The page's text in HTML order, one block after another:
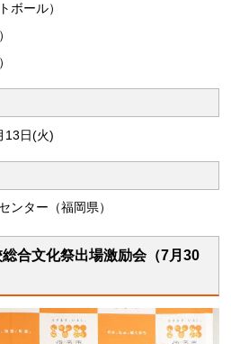
ール）
13日(火)
ンター（福岡県）
合文化祭出場激励会（7月30